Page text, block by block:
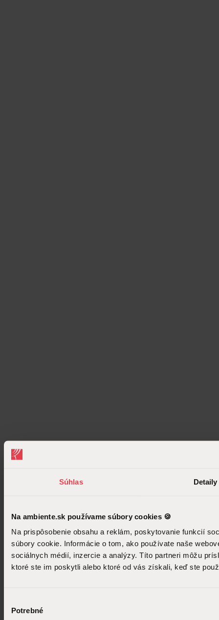
Súhlas Detaily
Na ambiente.sk používame súbory cookies 🍪
Na prispôsobenie obsahu a reklám, poskytovanie funkcií
súbory cookie. Informácie o tom, ako používate naše
sociálnych médií, inzercie a analýzy. Títo partneri môžu
ktoré ste im poskytli alebo ktoré od vás získali, keď ste
súhlasu
Potrebné
Zobraziť vsetky značky
V e-shope nájdete dekorácie a produkty z nášho showroomu.